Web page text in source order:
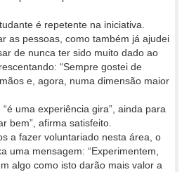
é repetente na iniciativa.
as pessoas, como também já ajudei
de nunca ter sido muito dado ao
“Sempre gostei de
e, agora, numa dimensão maior
uma experiência gira”, ainda para
bem”, afirma satisfeito.
a fazer voluntariado nesta área, o
uma mensagem: “Experimentem,
algo como isto darão mais valor a